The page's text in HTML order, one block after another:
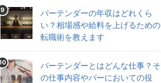
9
バーテンダーの年収はどれくら
い？相場感や給料を上げるための
転職術を教えます
バーテンダーとはどんな仕事？そ
の仕事内容やバーにおいての役